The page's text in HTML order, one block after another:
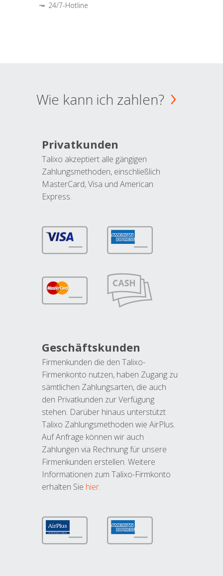
24/7-Hotline
Wie kann ich zahlen?
Privatkunden
Talixo akzeptiert alle gängigen
Zahlungsmethoden, einschließlich
MasterCard, Visa und American
Express.
Geschäftskunden
Firmenkunden die den Talixo-
Firmenkonto nutzen, haben Zugang zu
sämtlichen Zahlungsarten, die auch
den Privatkunden zur Verfügung
stehen. Darüber hinaus unterstützt
Talixo Zahlungsmethoden wie AirPlus.
Auf Anfrage können wir auch
Zahlungen via Rechnung für unsere
Firmenkunden erstellen. Weitere
Informationen zum Talixo-Firmkonto
erhalten Sie hier.